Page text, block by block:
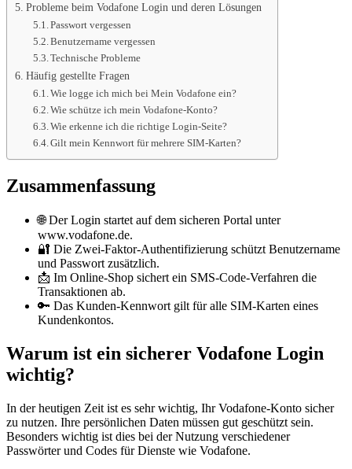
Probleme beim Vodafone Login und deren Lösungen
Passwort vergessen
Benutzername vergessen
Technische Probleme
Häufig gestellte Fragen
Wie logge ich mich bei Mein Vodafone ein?
Wie schütze ich mein Vodafone-Konto?
Wie erkenne ich die richtige Login-Seite?
Gilt mein Kennwort für mehrere SIM-Karten?
Zusammenfassung
🌐 Der Login startet auf dem sicheren Portal unter
www.vodafone.de.
🔐 Die Zwei-Faktor-Authentifizierung schützt Benutzername
und Passwort zusätzlich.
📩 Im Online-Shop sichert ein SMS-Code-Verfahren die
Transaktionen ab.
🔑 Das Kunden-Kennwort gilt für alle SIM-Karten eines
Kundenkontos.
Warum ist ein sicherer Vodafone Login
wichtig?
In der heutigen Zeit ist es sehr wichtig, Ihr Vodafone-Konto sicher
zu nutzen. Ihre persönlichen Daten müssen gut geschützt sein.
Besonders wichtig ist dies bei der Nutzung verschiedener
Passwörter und Codes für Dienste wie Vodafone.